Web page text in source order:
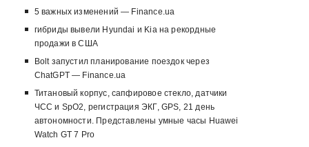
5 важных изменений — Finance.ua
гибриды вывели Hyundai и Kia на рекордные
продажи в США
Bolt запустил планирование поездок через
ChatGPT — Finance.ua
Титановый корпус, сапфировое стекло, датчики
ЧСС и SpO2, регистрация ЭКГ, GPS, 21 день
автономности. Представлены умные часы Huawei
Watch GT 7 Pro